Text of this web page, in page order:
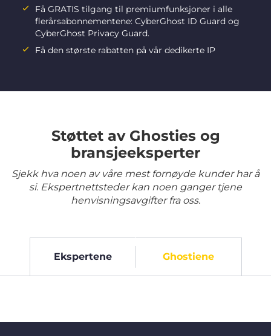
Få GRATIS tilgang til premiumfunksjoner i alle
flerårsabonnementene: CyberGhost ID Guard og
CyberGhost Privacy Guard.
Få den største rabatten på vår dedikerte IP
Støttet av Ghosties og
bransjeeksperter
Sjekk hva noen av våre mest fornøyde kunder har å
si. Ekspertnettsteder kan noen ganger tjene
henvisningsavgifter fra oss.
Ekspertene Ghostiene